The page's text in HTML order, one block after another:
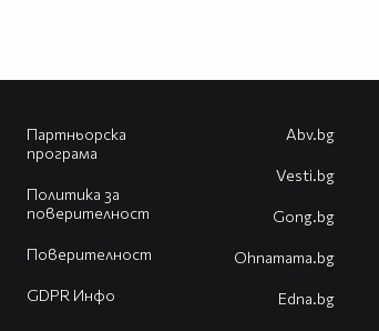
Партньорска
програма
Политика за
поверителност
Поверителност
GDPR Инфо
Abv.bg
Vesti.bg
Gong.bg
Оhnamama.bg
Edna.bg